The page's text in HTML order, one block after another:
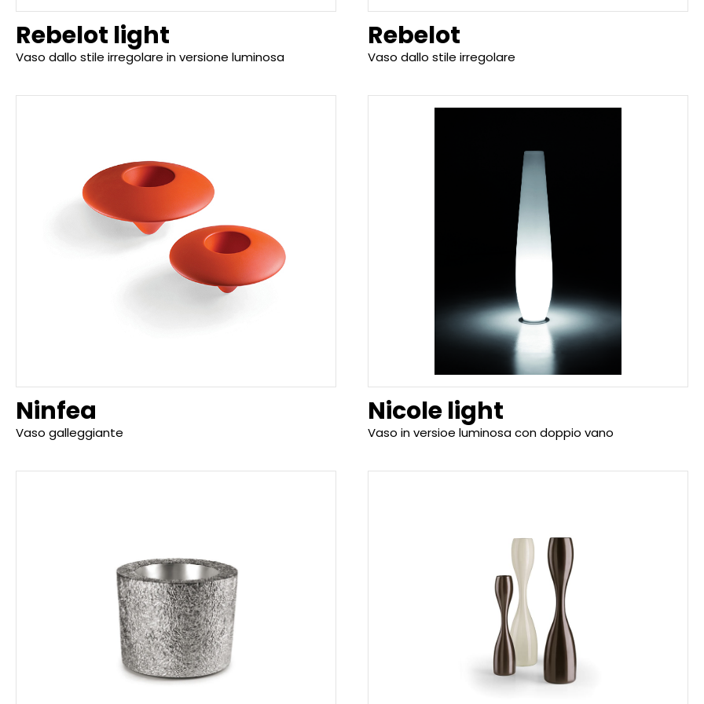
Rebelot light
Vaso dallo stile irregolare in versione luminosa
Rebelot
Vaso dallo stile irregolare
Ninfea
Vaso galleggiante
Nicole light
Vaso in versioe luminosa con doppio vano